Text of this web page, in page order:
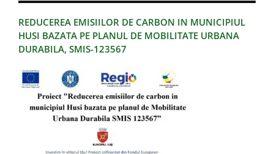
REDUCEREA EMISIILOR DE CARBON IN MUNICIPIUL
HUSI BAZATA PE PLANUL DE MOBILITATE URBANA
DURABILA, SMIS-123567